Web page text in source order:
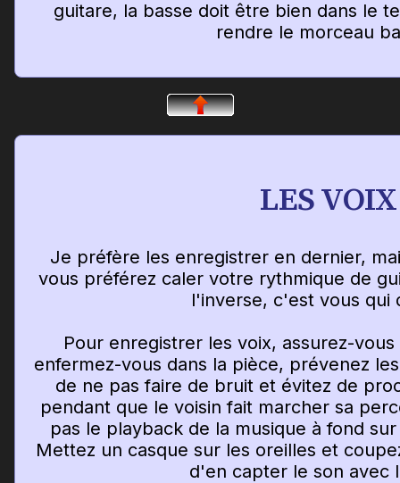
guitare, la basse doit être bien dans le
rendre le morceau
LES VOIX
Je préfère les enregistrer en dernier,
vous préférez caler votre rythmique de
l'inverse, c'est vous qui
Pour enregistrer les voix, assurez-
enfermez-vous dans la pièce, prévenez
de ne pas faire de bruit et évitez de
pendant que le voisin fait marcher sa
pas le playback de la musique à fond
Mettez un casque sur les oreilles et
d'en capter le son avec